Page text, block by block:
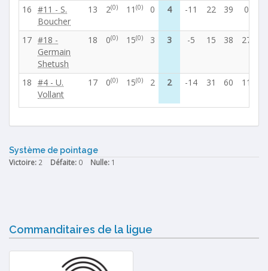
16 #11 - S.
Boucher
13 2(0) 11 (0) 0 4 -11 22 39 0
17 #18 -
Germain
Shetush
18 0(0) 15(0) 3 3 -5 15 38 27
18 #4 - U.
Vollant
17 0(0) 15(0) 2 2 -14 31 60 11
Système de pointage
Victoire: 2 Défaite: 0 Nulle: 1
Commanditaires de la ligue